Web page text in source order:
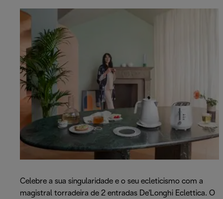
Celebre a sua singularidade e o seu ecleticismo com a
magistral torradeira de 2 entradas De'Longhi Eclettica. O